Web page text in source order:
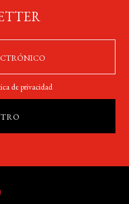
de privacidad